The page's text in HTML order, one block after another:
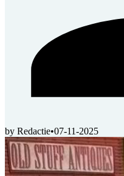
by Redactie•07-11-2025